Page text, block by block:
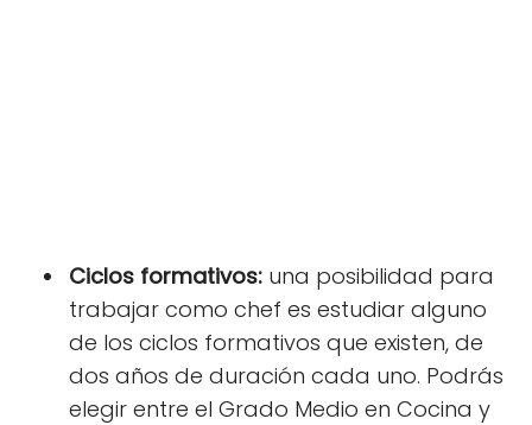
Ciclos formativos: una posibilidad para
trabajar como chef es estudiar alguno
de los ciclos formativos que existen, de
dos años de duración cada uno. Podrás
elegir entre el Grado Medio en Cocina y